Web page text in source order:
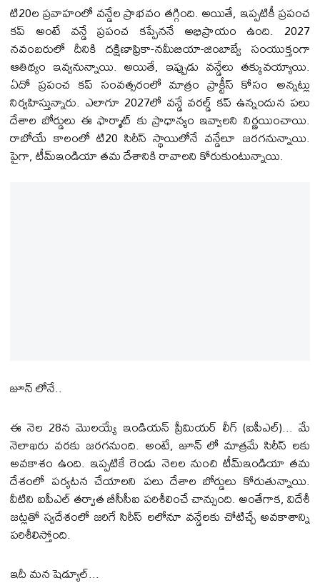
టి20ల‌ ప్ర‌వాహంలో వ‌న్డేల ప్రాభ‌వం త‌గ్గింది. అయితే, ఇప్ప‌టికీ ప్ర‌పంచ
క‌ప్ అంటే వ‌న్డే ప్ర‌పంచ క‌ప్పేన‌నే అభిప్రాయం ఉంది. 2027
న‌వంబ‌రులో దీనికి ద‌క్షిణాఫ్రికా-న‌మీబియా-జింబాబ్వే సంయుక్తంగా
ఆతిథ్యం ఇవ్వ‌నున్నాయి. అయితే, ఇప్పుడు వ‌న్డేలు త‌క్కువ‌య్యాయి.
ఏదో ప్ర‌పంచ క‌ప్ సంవ‌త్స‌రంలో మాత్రం ప్రాక్టీస్ కోసం అన్న‌ట్లు
నిర్వ‌హిస్తున్నారు. ఎలాగూ 2027లో వ‌న్డే వ‌ర‌ల్డ్ క‌ప్ ఉన్నందున ప‌లు
దేశాల బోర్డులు ఈ ఫార్మాట్ కు ప్రాధాన్యం ఇవ్వాల‌ని నిర్ణ‌యించాయి.
రాబోయే కాలంలో టి20 సిరీస్ స్థాయిలోనే వ‌న్డేలూ జ‌ర‌గ‌నున్నాయి.
పైగా, టీమ్ఇండియా త‌మ దేశానికి రావాల‌ని కోరుకుంటున్నాయి.
జూన్ లోనే..
ఈ నెల 28న మొల‌య్యే ఇండియ‌న్ ప్రీమియ‌ర్ లీగ్ (ఐపీఎల్)... మే
నెలాఖ‌రు వ‌ర‌కు జ‌ర‌గ‌నుంది. అంటే, జూన్ లో మాత్ర‌మే సిరీస్ ల‌కు
అవ‌కాశం ఉంది. ఇప్ప‌టికే రెండు నెల‌ల నుంచి టీమ్ఇండియా త‌మ
దేశంలో ప‌ర్య‌ట‌న చేయాల‌ని ప‌లు దేశాల బోర్డులు కోరుతున్నాయి.
వీటిని ఐపీఎల్ త‌ర్వాత బీసీసీఐ ప‌రిశీలించే చాన్సుంది. అంతేగాక‌, విదేశీ
జ‌ట్ల‌తో స్వ‌దేశంలో జ‌రిగే సిరీస్ ల‌లోనూ వ‌న్డేల‌కు చోటిచ్చే అవ‌కాశాన్ని
ప‌రిశీలిస్తోంది.
ఇదీ మ‌న‌ షెడ్యూల్...